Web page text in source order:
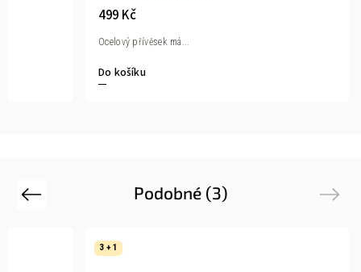
Podobné (3)
Previous Next